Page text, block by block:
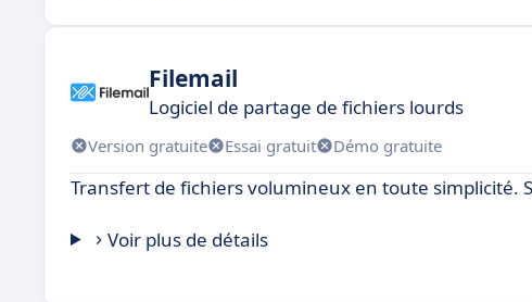
Filemail
Logiciel de partage de fichiers lourds
Version gratuite Essai gratuit Démo gratuite
Transfert de fichiers volumineux en toute simplicité.
Voir plus de détails